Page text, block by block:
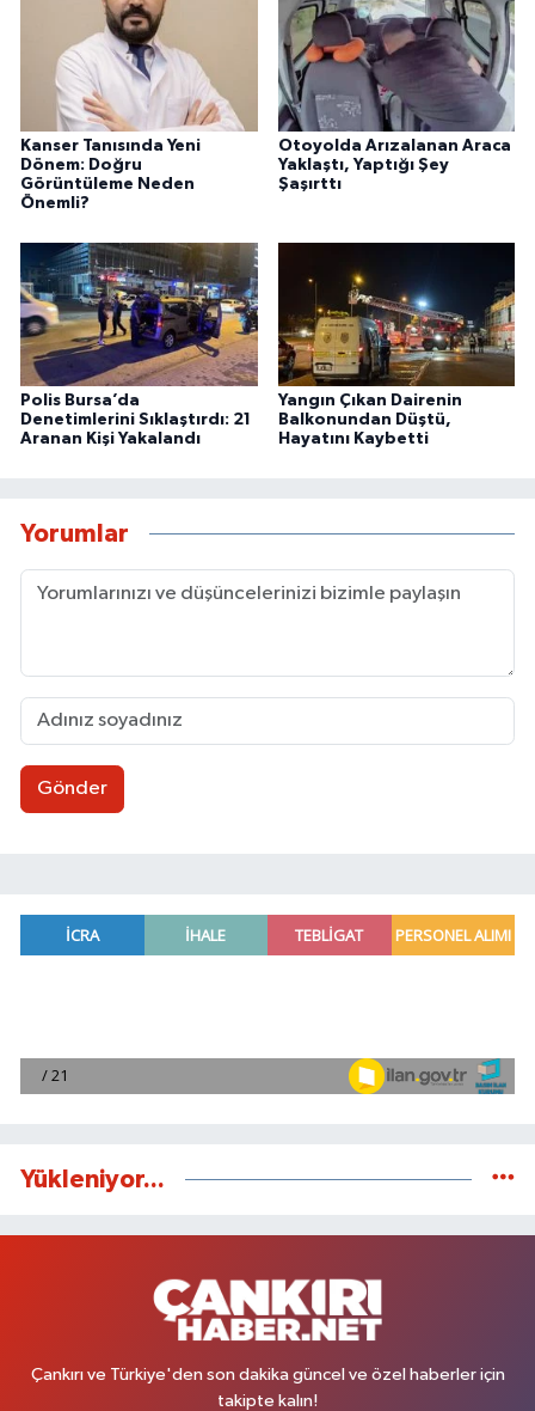
Kanser Tanısında Yeni
Dönem: Doğru
Görüntüleme Neden
Önemli?
Otoyolda Arızalanan Araca
Yaklaştı, Yaptığı Şey
Şaşırttı
Polis Bursa’da
Denetimlerini Sıklaştırdı: 21
Aranan Kişi Yakalandı
Yangın Çıkan Dairenin
Balkonundan Düştü,
Hayatını Kaybetti
Yorumlar
Gönder
Yükleniyor...
Çankırı ve Türkiye'den son dakika güncel ve özel haberler için
takipte kalın!